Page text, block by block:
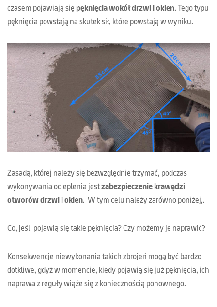
czasem pojawiają się pęknięcia wokół drzwi i okien. Tego typu
pęknięcia powstają na skutek sił, które powstają w wyniku
powstawać w wyniku działania sił zewnętrznych, takich jak:
mocne podmuchy wiatru, wnikającą w szczeliny wodę i jej
późniejsze zamarzanie. Bezpośrednim powodem pojawienia się
takich pęknięć jest
nieodpowiednie zabezpieczenie miejsc,
szczególnie narażonych na odziaływanie sił zewnętrznych lub
wewnętrznych. A przyczyną złego wykonania elewacji wynika
albo z niewiedzy nt. istnienia tych sił lub po prostu z ich
lekceważenia.
Zasadą, której należy się bezwzględnie trzymać, podczas
wykonywania ocieplenia jestzabezpieczenie krawędzi
otworów drzwi i okien. W tym celu należy zarówno poniżej,
siatkę zbrojącąz włókna szklanego w postaci prostokątnych
35 centymetrów. Należy pamiętać o tym, żeby przyklejać je
pod kątem 45 stopni. Tego typu, dodatkowe zbrojenia
wykonuje się bezpośrednio przed położeniem właściwej siatki
Co, jeśli pojawią się takie pęknięcia? Czy możemy je naprawić?
Konsekwencje niewykonania takich zbrojeń mogą być bardzo
dotkliwe, gdyż w momencie, kiedy pojawią się już pęknięcia, ich
naprawa z reguły wiąże się z koniecznością ponownego